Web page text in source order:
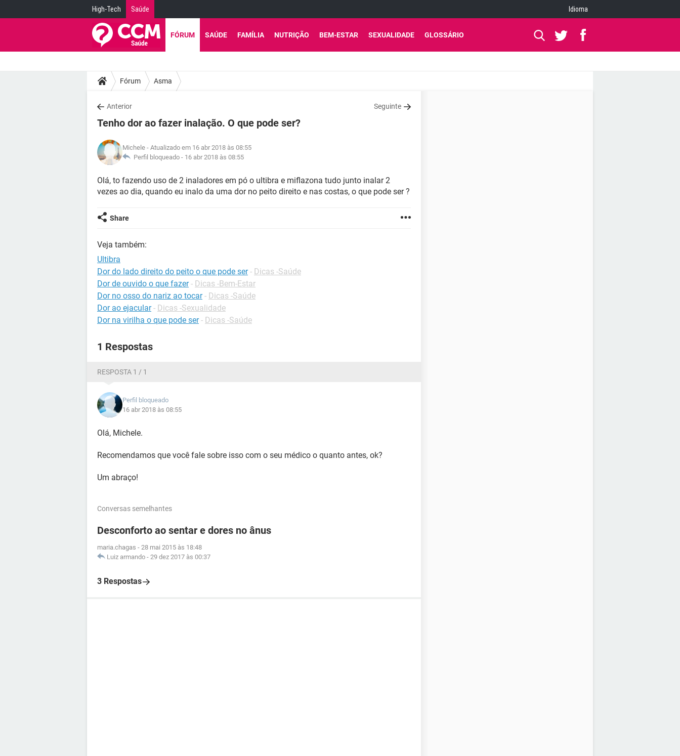
High-Tech Saúde Idioma
FÓRUM SAÚDE FAMÍLIA NUTRIÇÃO BEM-ESTAR SEXUALIDADE GLOSSÁRIO
Fórum Asma
Anterior Seguinte
Tenho dor ao fazer inalação. O que pode ser?
Michele - Atualizado em 16 abr 2018 às 08:55
Perfil bloqueado - 16 abr 2018 às 08:55
Olá, to fazendo uso de 2 inaladores em pó o ultibra e miflazona tudo junto inalar 2
vezes ao dia, quando eu inalo da uma dor no peito direito e nas costas, o que pode ser ?
Share
Veja também:
Ultibra
Dor do lado direito do peito o que pode ser - Dicas -Saúde
Dor de ouvido o que fazer - Dicas -Bem-Estar
Dor no osso do nariz ao tocar - Dicas -Saúde
Dor ao ejacular - Dicas -Sexualidade
Dor na virilha o que pode ser - Dicas -Saúde
1 Respostas
RESPOSTA 1 / 1
Perfil bloqueado
16 abr 2018 às 08:55
Olá, Michele.
Recomendamos que você fale sobre isso com o seu médico o quanto antes, ok?
Um abraço!
Conversas semelhantes
Desconforto ao sentar e dores no ânus
maria.chagas - 28 mai 2015 às 18:48
Luiz armando - 29 dez 2017 às 00:37
3 Respostas